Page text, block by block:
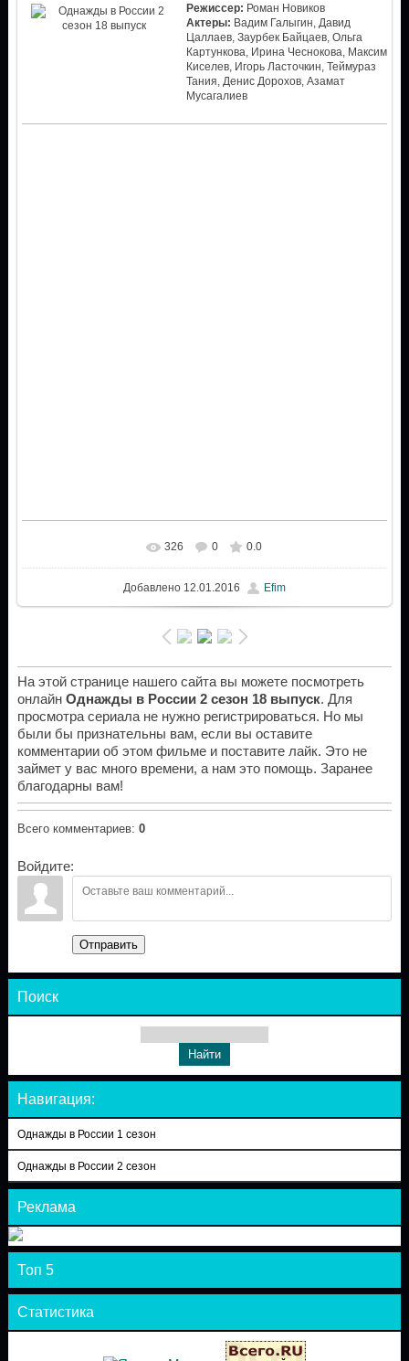
Режиссер: Роман Новиков
Актеры: Вадим Галыгин, Давид
Цаллаев, Заурбек Байцаев, Ольга
Картункова, Ирина Чеснокова, Максим
Киселев, Игорь Ласточкин, Теймураз
Тания, Денис Дорохов, Азамат
Мусагалиев
326 0 0.0
Добавлено12.01.2016 Efim
На этой странице нашего сайта вы можете посмотреть
онлайн Однажды в России 2 сезон 18 выпуск. Для
просмотра сериала не нужно регистрироваться. Но мы
были бы признательны вам, если вы оставите
комментарии об этом фильме и поставите лайк. Это не
займет у вас много времени, а нам это помощь. Заранее
благодарны вам!
Всего комментариев: 0
Войдите:
Отправить
Поиск
Навигация:
Однажды в России 1 сезон
Однажды в России 2 сезон
Реклама
Топ 5
Статистика